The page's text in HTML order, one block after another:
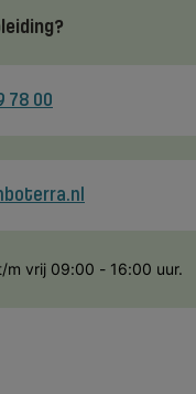
78 00
m vrij 09:00 - 16:00 uur.